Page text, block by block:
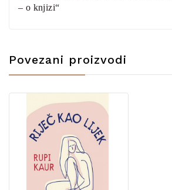
– o knjizi“
Povezani proizvodi